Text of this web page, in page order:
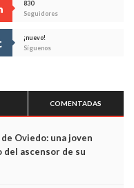
830
Seguidores
¡nuevo!
Síguenos
COMENTADAS
Oviedo: una joven
ascensor de su